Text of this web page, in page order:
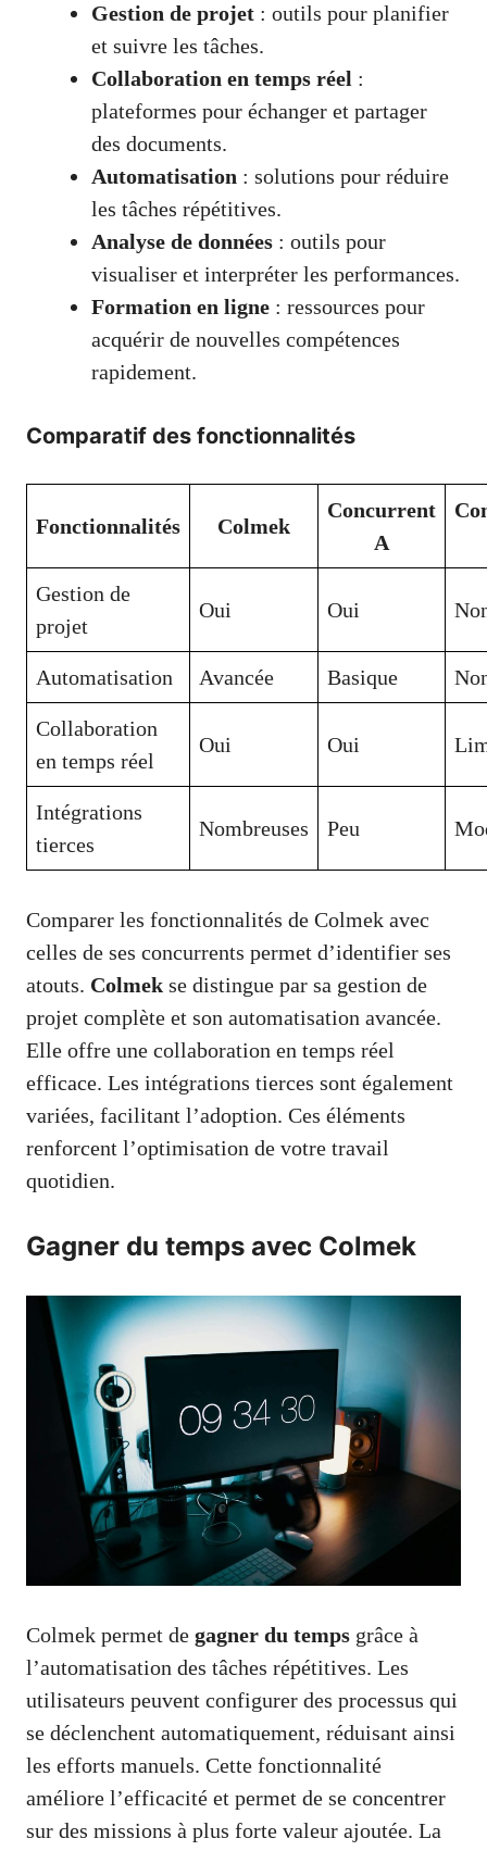
Gestion de projet : outils pour planifier
et suivre les tâches.
Collaboration en temps réel :
plateformes pour échanger et partager
des documents.
Automatisation : solutions pour réduire
les tâches répétitives.
Analyse de données : outils pour
visualiser et interpréter les performances.
Formation en ligne : ressources pour
acquérir de nouvelles compétences
rapidement.
Comparatif des fonctionnalités
Fonctionnalités Colmek
Concurrent
A
Gestion de
projet
Oui Oui
Automatisation Avancée Basique
Collaboration
en temps réel
Oui Oui
Intégrations
tierces
Nombreuses Peu
Comparer les fonctionnalités de Colmek avec
celles de ses concurrents permet d’identifier ses
atouts. Colmek se distingue par sa gestion de
projet complète et son automatisation avancée.
Elle offre une collaboration en temps réel
efficace. Les intégrations tierces sont également
variées, facilitant l’adoption. Ces éléments
renforcent l’optimisation de votre travail
quotidien.
Gagner du temps avec Colmek
Colmek permet de gagner du temps grâce à
l’automatisation des tâches répétitives. Les
utilisateurs peuvent configurer des processus qui
se déclenchent automatiquement, réduisant ainsi
les efforts manuels. Cette fonctionnalité
améliore l’efficacité et permet de se concentrer
sur des missions à plus forte valeur ajoutée. La